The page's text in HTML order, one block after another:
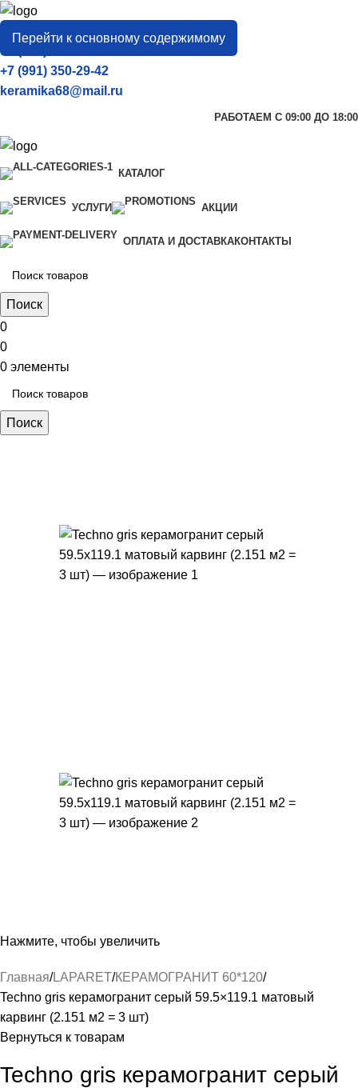
Перейти к основному содержимому
город
Тамбов
+7 (906) 657-33-54
+7 (991) 350-29-42
keramika68@mail.ru
РАБОТАЕМ С 09:00 ДО 18:00
КАТАЛОГ
УСЛУГИ АКЦИИ
ОПЛАТА И ДОСТАВКАКОНТАКТЫ
Поиск
0
0
0 элементы
Поиск
Нажмите, чтобы увеличить
Главная LAPARET КЕРАМОГРАНИТ 60*120
Techno gris керамогранит серый 59.5×119.1 матовый
карвинг (2.151 м2 = 3 шт)
Вернуться к товарам
Techno gris керамогранит серый